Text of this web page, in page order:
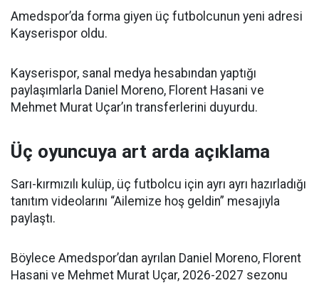
Amedspor’da forma giyen üç futbolcunun yeni adresi
Kayserispor oldu.
Kayserispor, sanal medya hesabından yaptığı
paylaşımlarla Daniel Moreno, Florent Hasani ve
Mehmet Murat Uçar’ın transferlerini duyurdu.
Üç oyuncuya art arda açıklama
Sarı-kırmızılı kulüp, üç futbolcu için ayrı ayrı hazırladığı
tanıtım videolarını “Ailemize hoş geldin” mesajıyla
paylaştı.
Böylece Amedspor’dan ayrılan Daniel Moreno, Florent
Hasani ve Mehmet Murat Uçar, 2026-2027 sezonu